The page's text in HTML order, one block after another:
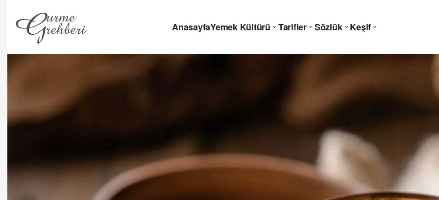
AnasayfaYemek Kültürü Tarifler Sözlük Keşif